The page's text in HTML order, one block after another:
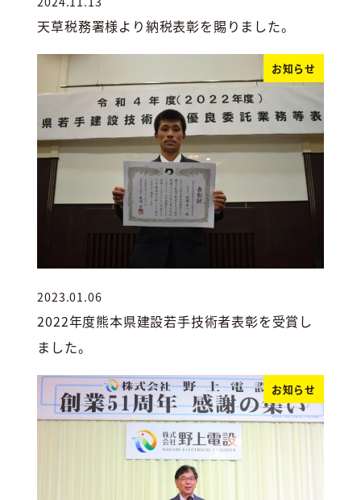
天草税務署様より納税表彰を賜りました。
投稿日
お知らせ
2022年度熊本県建設若手技術者表彰を受賞し
ました。
投稿日
2023.01.06
お知らせ